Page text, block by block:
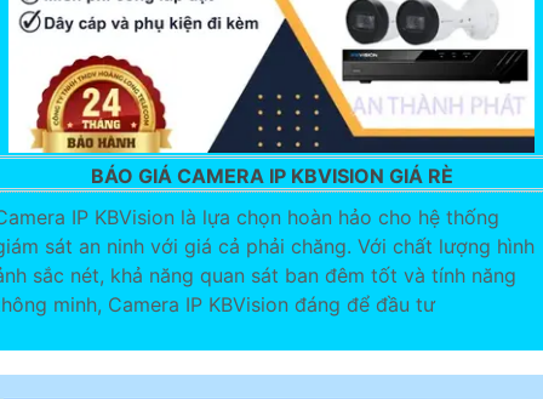
BÁO GIÁ CAMERA IP KBVISION GIÁ RÈ
IP KBVision là lựa chọn hoàn hảo cho hệ thống
sát an ninh với giá cả phải chăng. Với chất lượng hình
sắc nét, khả năng quan sát ban đêm tốt và tính năng
minh, Camera IP KBVision đáng để đầu tư